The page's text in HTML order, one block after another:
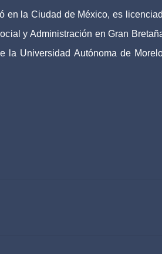
en la Ciudad de México, es
y Administración en Gran
la Universidad Autónoma de